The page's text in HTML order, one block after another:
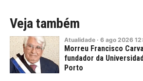
Veja também
Atualidade · 6 ago 2026
Morreu Francisco
fundador da
Porto